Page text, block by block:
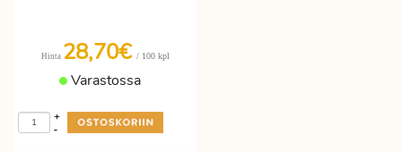
Hinta 28,70€ / 100 kpl
Varastossa
-
+